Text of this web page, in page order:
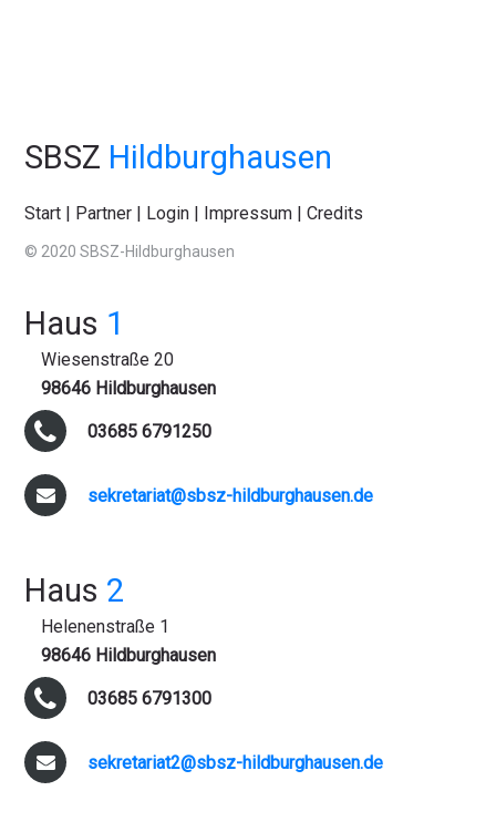
SBSZ Hildburghausen
Start | Partner | Login | Impressum |Credits
© 2020 SBSZ-Hildburghausen
Haus 1
Wiesenstraße 20
98646 Hildburghausen
03685 6791250
sekretariat@sbsz-hildburghausen.de
Haus 2
Helenenstraße 1
98646 Hildburghausen
03685 6791300
sekretariat2@sbsz-hildburghausen.de